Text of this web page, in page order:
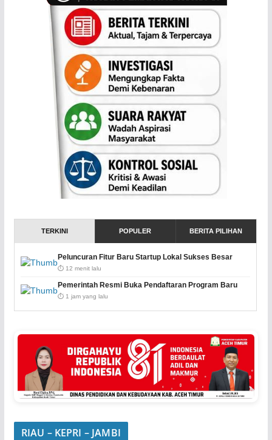
TERKINI POPULER BERITA PILIHAN
Peluncuran Fitur Baru Startup Lokal Sukses Besar
⏱️ 12 menit lalu
Pemerintah Resmi Buka Pendaftaran Program Baru
⏱️ 1 jam yang lalu
RIAU – KEPRI – JAMBI